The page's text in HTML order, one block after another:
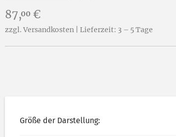
Preis:
87,00 €
zzgl. Versandkosten | Lieferzeit: 3 – 5 Tage
Größe der Darstellung: